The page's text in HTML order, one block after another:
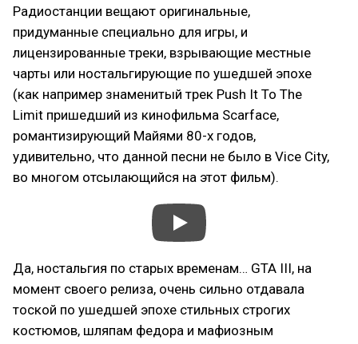
Радиостанции вещают оригинальные,
придуманные специально для игры, и
лицензированные треки, взрывающие местные
чарты или ностальгирующие по ушедшей эпохе
(как например знаменитый трек Push It To The
Limit пришедший из кинофильма Scarface,
романтизирующий Майями 80-х годов,
удивительно, что данной песни не было в Vice City,
во многом отсылающийся на этот фильм).
Да, ностальгия по старых временам… GTA III, на
момент своего релиза, очень сильно отдавала
тоской по ушедшей эпохе стильных строгих
костюмов, шляпам федора и мафиозным